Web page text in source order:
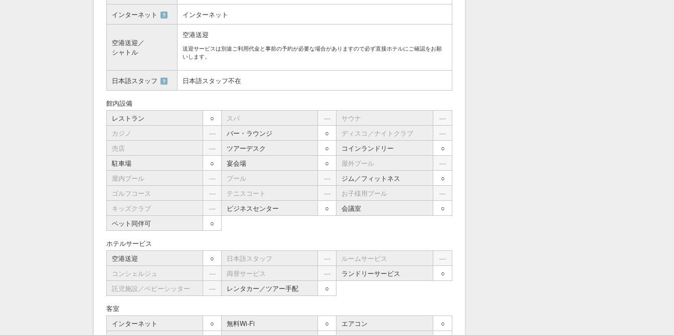
インターネット ？ インターネット
空港送迎／
シャトル
空港送迎
送迎サービスは別途ご利用代金と事前の予約が必要な場合がありますので必ず直接ホテルにご確認をお願
いします。
日本語スタッフ ？ 日本語スタッフ不在
館内設備
レストラン
○ スパ ― サウナ
―
カジノ
― バー・ラウンジ ○ ディスコ／ナイトクラブ
―
売店
― ツアーデスク ○ コインランドリー
○
駐車場
○ 宴会場 ○ 屋外プール
―
屋内プール
― プール ― ジム／フィットネス
○
ゴルフコース
― テニスコート ― お子様用プール
―
キッズクラブ
― ビジネスセンター ○ 会議室
○
ペット同伴可
○
ホテルサービス
空港送迎
○ 日本語スタッフ ― ルームサービス
―
コンシェルジュ
― 両替サービス ― ランドリーサービス
○
託児施設／ベビーシッター
― レンタカー／ツアー手配 ○
客室
インターネット
○ 無料Wi-Fi ○ エアコン
○